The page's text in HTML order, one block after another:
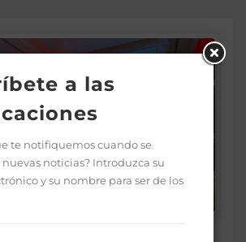
a diputados a
a las
te notifiquemos cuando se
noticias? Introduzca su
y su nombre para ser de los